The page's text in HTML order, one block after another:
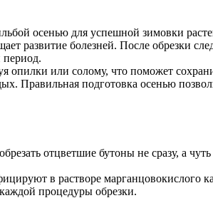
осенью для успешной зимовки
развитие болезней. После обрезки
период.
опилки или солому, что поможет
Правильная подготовка осенью
отцветшие бутоны не сразу, а
в растворе марганцовокислого
процедуры обрезки.